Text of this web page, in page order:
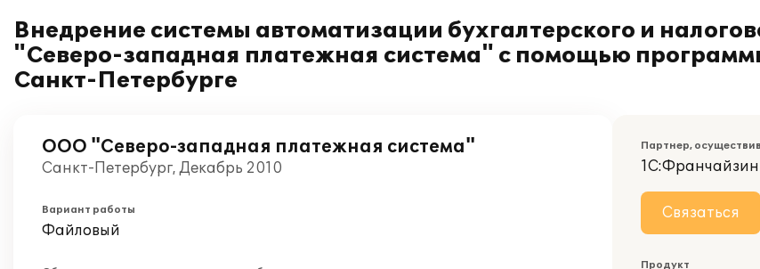
Внедрение системы автоматизации бухгалтерского и
"Северо-западная платежная система" с помощью
Санкт-Петербурге
ООО "Северо-западная платежная система"
Санкт-Петербург, Декабрь 2010
Вариант работы
Файловый
Партнер,
Связаться
Продукт